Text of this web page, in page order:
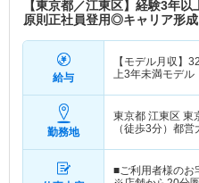
【東京都／江東区】経験3年
原則正社員登用◎キャリア形
給与
【モデル月収】
上3年未満モデル
勤務地
東京都 江東区 東
（徒歩3分）都
■ご利用者様のお